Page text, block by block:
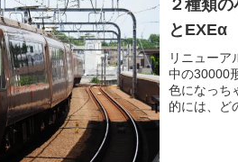
２種類
とEXEα
リニューア
中の30000
色になっち
的には、ど